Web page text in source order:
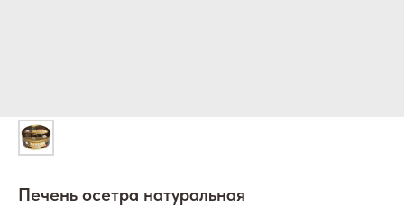
Печень осетра натуральная